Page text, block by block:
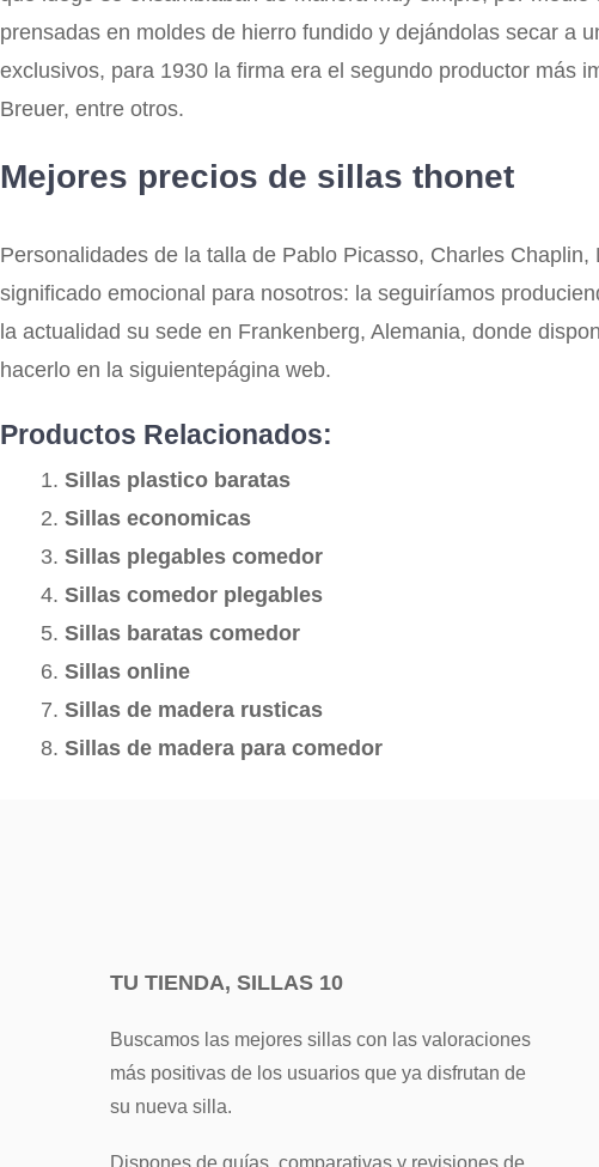
prensadas en moldes de hierro fundido y dejándolas secar a
exclusivos, para 1930 la firma era el segundo productor más
Breuer, entre otros.
Mejores precios de sillas thonet
Personalidades de la talla de Pablo Picasso, Charles
significado emocional para nosotros: la seguiríamos
la actualidad su sede en Frankenberg, Alemania, donde
hacerlo en la siguientepágina web.
Productos Relacionados:
Sillas plastico baratas
Sillas economicas
Sillas plegables comedor
Sillas comedor plegables
Sillas baratas comedor
Sillas online
Sillas de madera rusticas
Sillas de madera para comedor
TU TIENDA, SILLAS 10
Buscamos las mejores sillas con las valoraciones
más positivas de los usuarios que ya disfrutan de
su nueva silla.